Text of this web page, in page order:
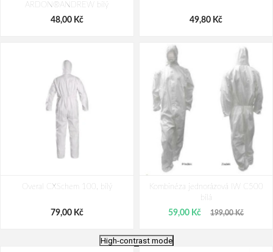
ARDON®ANDREW bílý
48,00 Kč 49,80 Kč
Overal CXSchem 100, bílý
79,00 Kč
Kombinéza jednorázová IW C500
bílá
59,00 Kč 199,00 Kč
High-contrast mode